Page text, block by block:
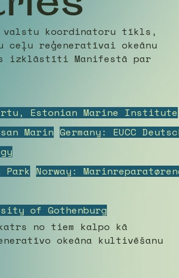
valstu koordinatoru tīkls,
reģeneratīvai okeānu
izklāstīti Manifestā par
Estonian Marine Institute
Marin Germany: EUCC
Park Norway:
of Gothenburg
no tiem kalpo kā
okeāna kultivēšanu